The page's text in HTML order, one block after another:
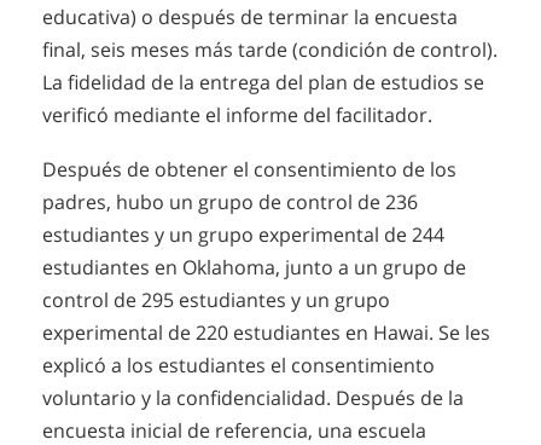
educativa) o después de terminar la encuesta
final, seis meses más tarde (condición de control).
La fidelidad de la entrega del plan de estudios se
verificó mediante el informe del facilitador.
Después de obtener el consentimiento de los
padres, hubo un grupo de control de 236
estudiantes y un grupo experimental de 244
estudiantes en Oklahoma, junto a un grupo de
control de 295 estudiantes y un grupo
experimental de 220 estudiantes en Hawai. Se les
explicó a los estudiantes el consentimiento
voluntario y la confidencialidad. Después de la
encuesta inicial de referencia, una escuela